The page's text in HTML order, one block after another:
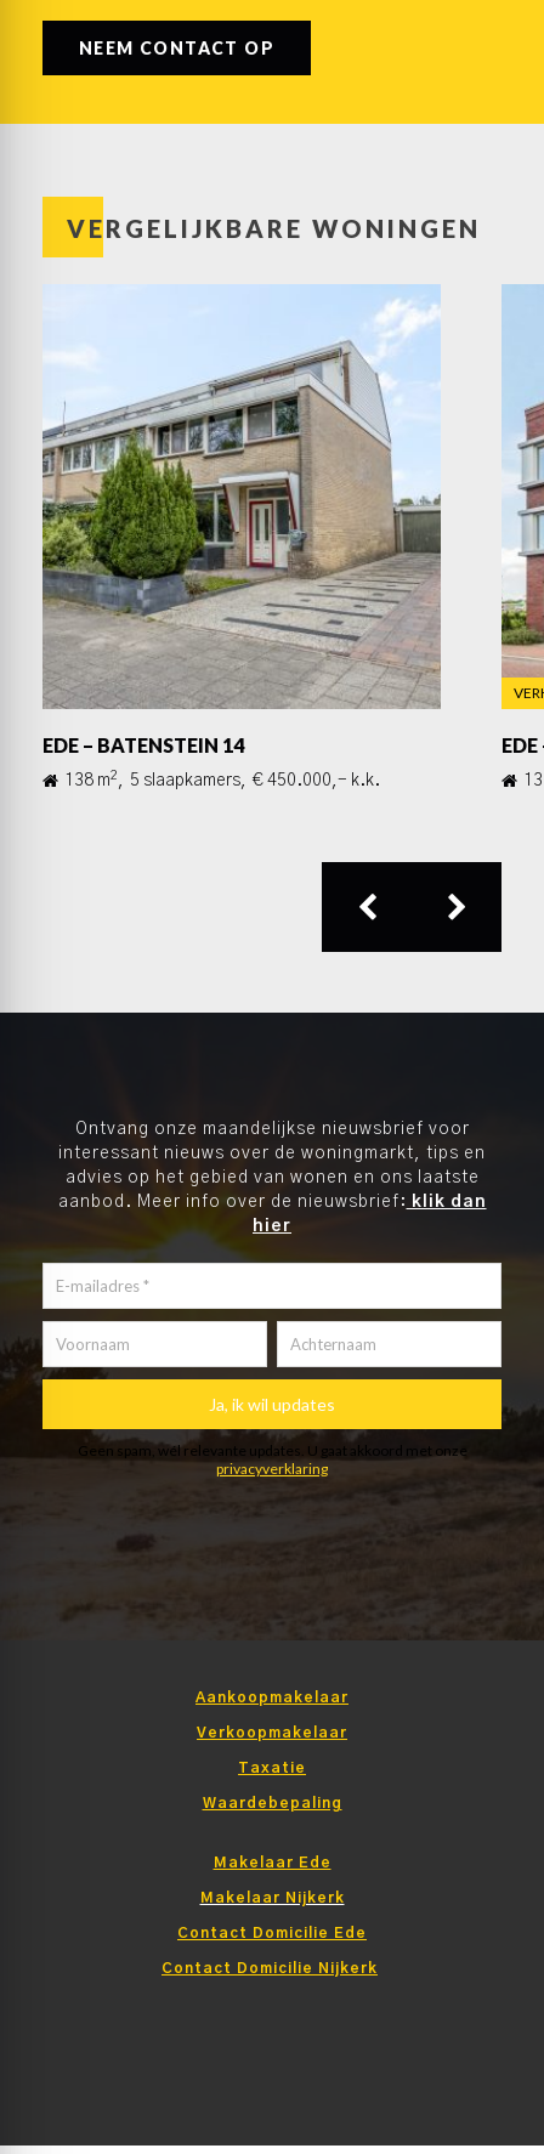
NEEM CONTACT OP
VERGELIJKBARE WONINGEN
EDE – BATENSTEIN 14
138 m2 , 5 slaapkamers, € 450.000,- k.k.
Ontvang onze maandelijkse nieuwsbrief voor
interessant nieuws over de woningmarkt, tips en
advies op het gebied van wonen en ons laatste
aanbod. Meer info over de nieuwsbrief: klik dan
hier
Aankoopmakelaar
Verkoopmakelaar
Taxatie
Waardebepaling
Makelaar Ede
Makelaar Nijkerk
Contact Domicilie Ede
Contact Domicilie Nijkerk